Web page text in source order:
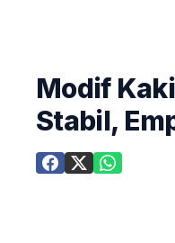
Modif
Stabil,